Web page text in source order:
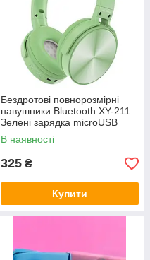
Бездротові повнорозмірні
навушники Bluetooth XY-211
Зелені зарядка microUSB
В наявності
325 ₴
Купити